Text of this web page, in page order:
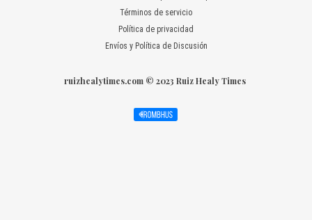
Términos de servicio
Política de privacidad
Envíos y Política de Discusión
ruizhealytimes.com © 2023 Ruiz Healy Times